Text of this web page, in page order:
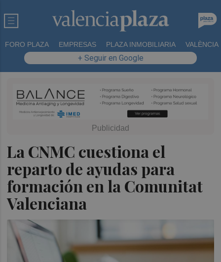
FORO PLAZA EMPRESAS PLAZA INMOBILIARIA VALÈNCIA
+ Seguir en Google
La CNMC cuestiona el
reparto de ayudas para
formación en la Comunitat
Valenciana